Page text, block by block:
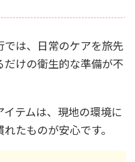
は、日常のケアを旅先
けの衛生的な準備が不
テムは、現地の環境に
たものが安心です。